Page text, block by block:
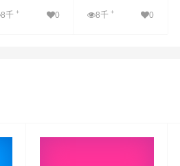
8千+ 0 8千 + 0